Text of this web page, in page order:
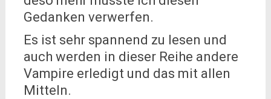
Gedanken verwerfen.
Es ist sehr spannend zu lesen und
auch werden in dieser Reihe andere
Vampire erledigt und das mit allen
Mitteln.